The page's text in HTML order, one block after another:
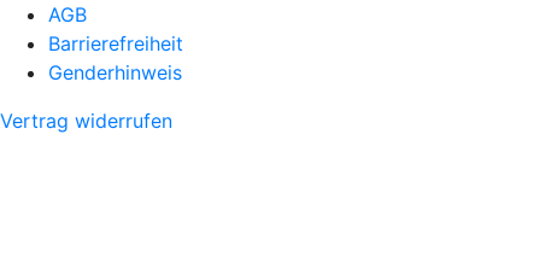
AGB
Barrierefreiheit
Genderhinweis
Vertrag widerrufen